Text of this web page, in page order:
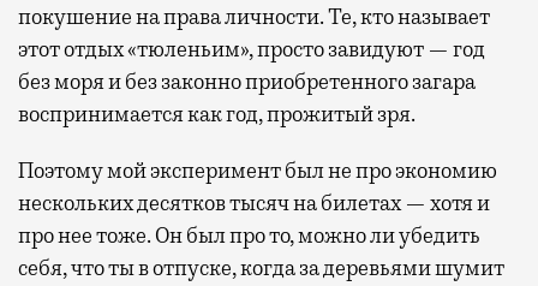
покушение на права личности. Те, кто называет
этот отдых «тюленьим», просто завидуют — год
без моря и без законно приобретенного загара
воспринимается как год, прожитый зря.
Поэтому мой эксперимент был не про экономию
нескольких десятков тысяч на билетах — хотя и
про нее тоже. Он был про то, можно ли убедить
себя, что ты в отпуске, когда за деревьями шумит